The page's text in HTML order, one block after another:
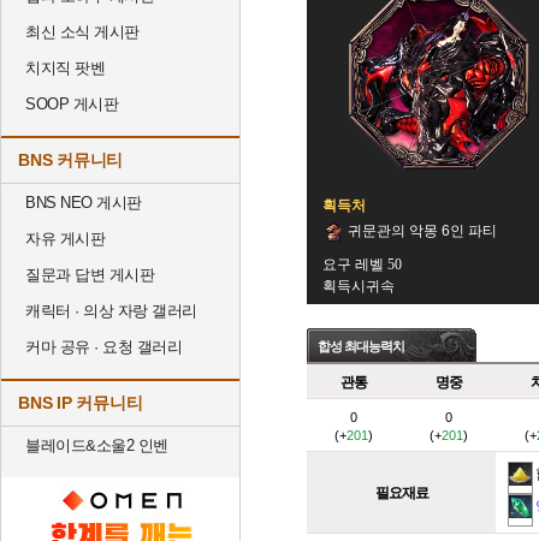
최신 소식 게시판
치지직 팟벤
SOOP 게시판
BNS 커뮤니티
BNS NEO 게시판
자유 게시판
질문과 답변 게시판
캐릭터 · 의상 자랑 갤러리
커마 공유 · 요청 갤러리
BNS IP 커뮤니티
블레이드&소울2 인벤
획득처
귀문관의 악몽 6인 파티
요구 레벨 50
획득시귀속
합성 최대능력치
관통 명중
0
(+201)
0
(+201) (+
필요재료